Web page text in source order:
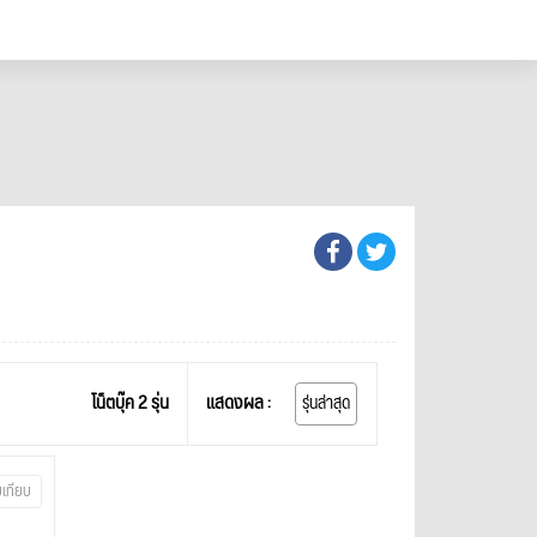
โน็ตบุ๊ค 2 รุ่น แสดงผล : รุ่นล่าสุด
ทียบ